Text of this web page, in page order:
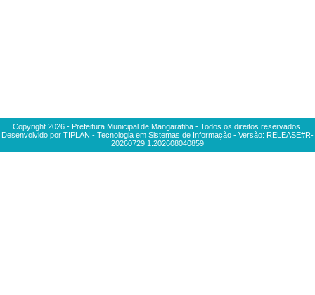
Copyright 2026 - Prefeitura Municipal de Mangaratiba - Todos os direitos reservados.
Desenvolvido por TIPLAN - Tecnologia em Sistemas de Informação - Versão: RELEASE#R-
20260729.1.202608040859